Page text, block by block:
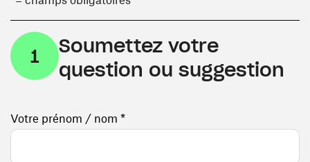
1
Soumettez votre
question ou suggestion
Votre prénom / nom *